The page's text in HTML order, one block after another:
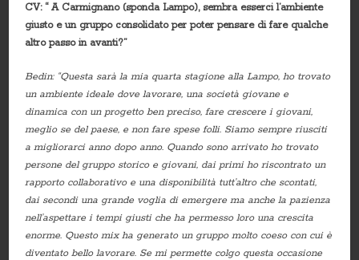
CV: “ A Carmignano (sponda Lampo), sembra esserci l’ambiente
giusto e un gruppo consolidato per poter pensare di fare qualche
altro passo in avanti?”
Bedin: “Questa sarà la mia quarta stagione alla Lampo, ho trovato
un ambiente ideale dove lavorare, una società giovane e
dinamica con un progetto ben preciso, fare crescere i giovani,
meglio se del paese, e non fare spese folli. Siamo sempre riusciti
a migliorarci anno dopo anno. Quando sono arrivato ho trovato
persone del gruppo storico e giovani, dai primi ho riscontrato un
rapporto collaborativo e una disponibilità tutt’altro che scontati,
dai secondi una grande voglia di emergere ma anche la pazienza
nell’aspettare i tempi giusti che ha permesso loro una crescita
enorme. Questo mix ha generato un gruppo molto coeso con cui è
diventato bello lavorare. Se mi permette colgo questa occasione